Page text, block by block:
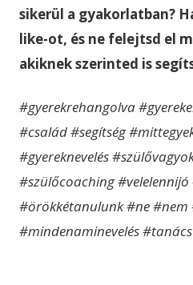
sikerül a gyakorlatban?
like-ot, és ne felejtsd el
akiknek szerinted is
#gyerekrehangolva
#család #segítség
#gyereknevelés
#szülőcoaching
#örökkétanulunk #ne #nem
#mindenaminevelés